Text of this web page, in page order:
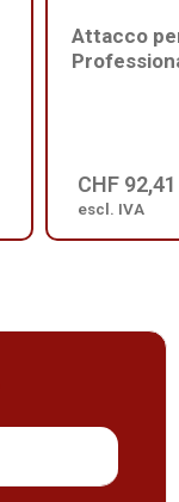
Attacco
CHF 92,41
escl. IVA